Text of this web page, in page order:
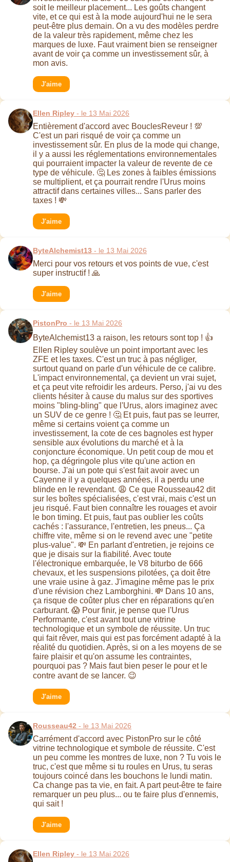
soit le meilleur placement... Les goûts changent
vite, et ce qui est à la mode aujourd'hui ne le sera
peut-être plus demain. On a vu des modèles perdre
de la valeur très rapidement, même chez les
marques de luxe. Faut vraiment bien se renseigner
avant de voir ça comme un investissement sûr, à
mon avis.
J'aime
Ellen Ripley - le 13 Mai 2026
Entièrement d'accord avec BouclesReveur ! 💯
C'est un pari risqué de voir ça comme un
investissement sûr. En plus de la mode qui change,
il y a aussi les réglementations environnementales
qui pourraient impacter la valeur de revente de ce
type de véhicule. 🤔 Les zones à faibles émissions
se multiplient, et ça pourrait rendre l'Urus moins
attractif dans certaines villes... Sans parler des
taxes ! 💸
J'aime
ByteAlchemist13 - le 13 Mai 2026
Merci pour vos retours et vos points de vue, c'est
super instructif ! 🙏
J'aime
PistonPro - le 13 Mai 2026
ByteAlchemist13 a raison, les retours sont top ! 👍
Ellen Ripley soulève un point important avec les
ZFE et les taxes. C'est un truc à pas négliger,
surtout quand on parle d'un véhicule de ce calibre.
L'impact environnemental, ça devient un vrai sujet,
et ça peut vite refroidir les ardeurs. Perso, j'ai vu des
clients hésiter à cause du malus sur des sportives
moins "bling-bling" que l'Urus, alors imaginez avec
un SUV de ce genre ! 🤔 Et puis, faut pas se leurrer,
même si certains voient ça comme un
investissement, la cote de ces bagnoles est hyper
sensible aux évolutions du marché et à la
conjoncture économique. Un petit coup de mou et
hop, ça dégringole plus vite qu'une action en
bourse. J'ai un pote qui s'est fait avoir avec un
Cayenne il y a quelques années, il a perdu une
blinde en le revendant. 😩 Ce que Rousseau42 dit
sur les boîtes spécialisées, c'est vrai, mais c'est un
jeu risqué. Faut bien connaître les rouages et avoir
le bon timing. Et puis, faut pas oublier les coûts
cachés : l'assurance, l'entretien, les pneus... Ça
chiffre vite, même si on le revend avec une "petite
plus-value". 💸 En parlant d'entretien, je rejoins ce
que je disais sur la fiabilité. Avec toute
l'électronique embarquée, le V8 biturbo de 666
chevaux, et les suspensions pilotées, ça doit être
une vraie usine à gaz. J'imagine même pas le prix
d'une révision chez Lamborghini. 💸 Dans 10 ans,
ça risque de coûter plus cher en réparations qu'en
carburant. 😱 Pour finir, je pense que l'Urus
Performante, c'est avant tout une vitrine
technologique et un symbole de réussite. Un truc
qui fait rêver, mais qui est pas forcément adapté à la
réalité du quotidien. Après, si on a les moyens de se
faire plaisir et qu'on assume les contraintes,
pourquoi pas ? Mais faut bien peser le pour et le
contre avant de se lancer. 😉
J'aime
Rousseau42 - le 13 Mai 2026
Carrément d'accord avec PistonPro sur le côté
vitrine technologique et symbole de réussite. C'est
un peu comme les montres de luxe, non ? Tu vois le
truc, c'est que même si tu roules en Urus, tu seras
toujours coincé dans les bouchons le lundi matin.
Ca change pas ta vie, en fait. A part peut-être te faire
remarquer un peu plus... ou te faire plus d'ennemis,
qui sait !
J'aime
Ellen Ripley - le 13 Mai 2026